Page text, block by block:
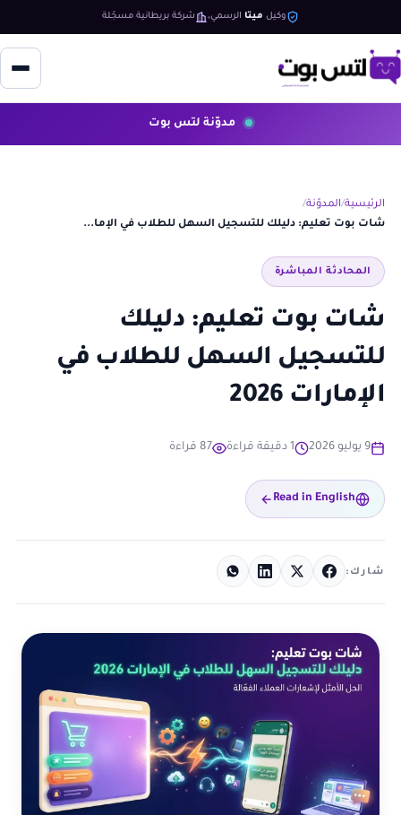
وكيل ميتا الرسمي شركة بريطانية مسجّلة
مدوّنة لتس بوت
الرئيسية المدوّنة
شات بوت تعليم: دليلك للتسجيل السهل للطلاب في الإما...
المحادثة المباشرة
شات بوت تعليم: دليلك
للتسجيل السهل للطلاب في
الإمارات 2026
9 يوليو 2026 1 دقيقة قراءة 87 قراءة
Read in English
شارك: